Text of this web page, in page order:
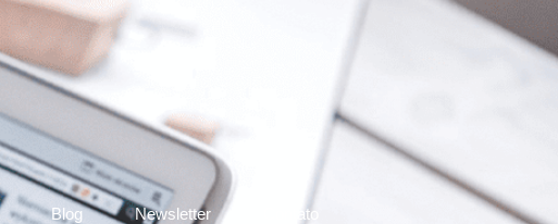
Blog Newsletter Contato